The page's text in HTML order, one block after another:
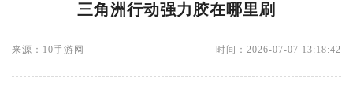
三角洲行动强力胶在哪里刷
来源：10手游网 时间：2026-07-07 13:18:42